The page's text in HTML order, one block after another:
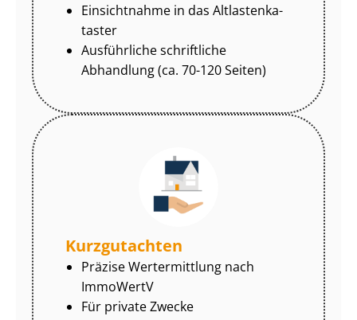
Einsichtnahme in das Alt­las­ten­ka­
tas­ter
Ausführliche schriftliche
Abhandlung (ca. 70-120 Seiten)
Kurzgutachten
Präzise Wertermittlung nach
ImmoWertV
Für private Zwecke